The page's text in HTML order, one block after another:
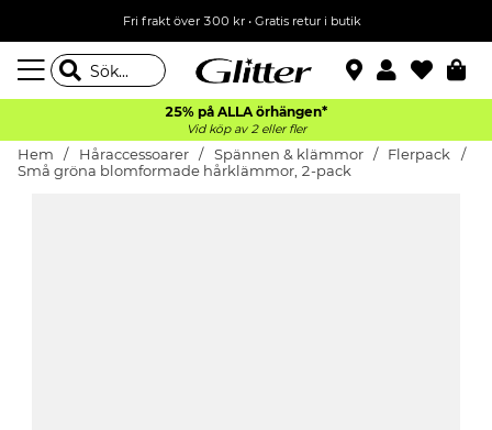
Fri frakt över 300 kr• Gratis retur i butik
25% på ALLA örhängen*
Vid köp av 2 eller fler
Hem Håraccessoarer Spännen & klämmor
Flerpack
Små gröna blomformade hårklämmor, 2-pack